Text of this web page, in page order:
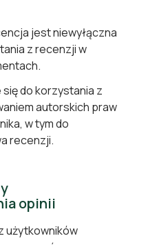
jest niewyłączna
z recenzji w
do korzystania z
autorskich praw
w tym do
recenzji.
opinii
użytkowników